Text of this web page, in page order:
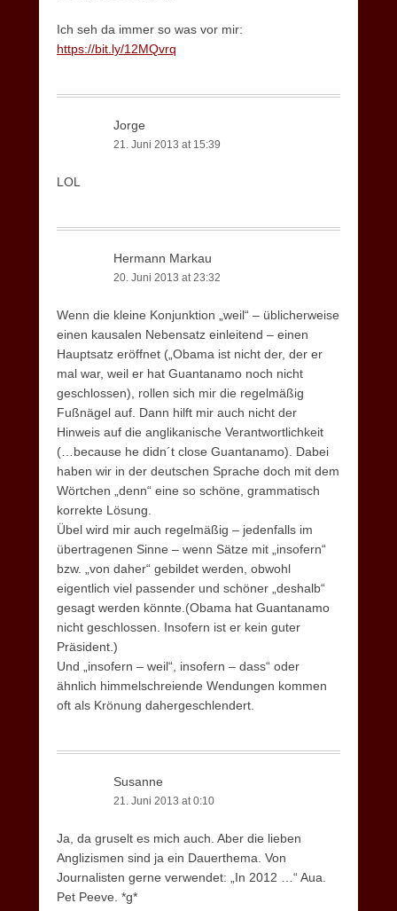
Ich seh da immer so was vor mir:
https://bit.ly/12MQvrq
Jorge
21. Juni 2013 at 15:39
LOL
Hermann Markau
20. Juni 2013 at 23:32
Wenn die kleine Konjunktion „weil“ – üblicherweise
einen kausalen Nebensatz einleitend – einen
Hauptsatz eröffnet („Obama ist nicht der, der er
mal war, weil er hat Guantanamo noch nicht
geschlossen), rollen sich mir die regelmäßig
Fußnägel auf. Dann hilft mir auch nicht der
Hinweis auf die anglikanische Verantwortlichkeit
(…because he didn´t close Guantanamo). Dabei
haben wir in der deutschen Sprache doch mit dem
Wörtchen „denn“ eine so schöne, grammatisch
korrekte Lösung.
Übel wird mir auch regelmäßig – jedenfalls im
übertragenen Sinne – wenn Sätze mit „insofern“
bzw. „von daher“ gebildet werden, obwohl
eigentlich viel passender und schöner „deshalb“
gesagt werden könnte.(Obama hat Guantanamo
nicht geschlossen. Insofern ist er kein guter
Präsident.)
Und „insofern – weil“, insofern – dass“ oder
ähnlich himmelschreiende Wendungen kommen
oft als Krönung dahergeschlendert.
Susanne
21. Juni 2013 at 0:10
Ja, da gruselt es mich auch. Aber die lieben
Anglizismen sind ja ein Dauerthema. Von
Journalisten gerne verwendet: „In 2012 …“ Aua.
Pet Peeve. *g*